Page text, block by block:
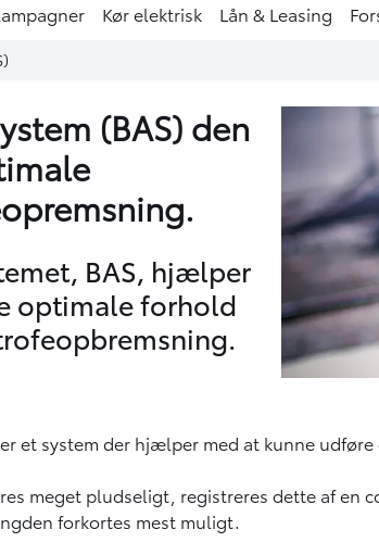
Kør elektrisk Lån & Leasing
(BAS) den
BAS, hjælper
optimale forhold
er et system der hjælper med at kunne
meget pludseligt, registreres dette af en
forkortes mest muligt.